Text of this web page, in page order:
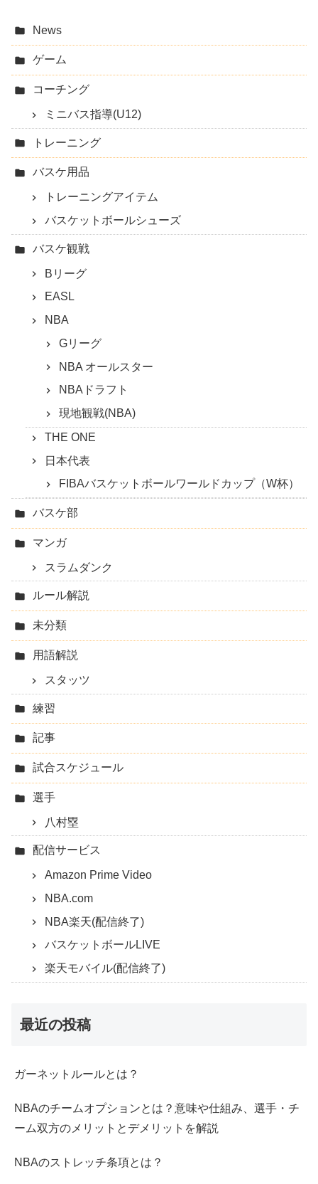
News
ゲーム
コーチング
ミニバス指導(U12)
トレーニング
バスケ用品
トレーニングアイテム
バスケットボールシューズ
バスケ観戦
Bリーグ
EASL
NBA
Gリーグ
NBA オールスター
NBAドラフト
現地観戦(NBA)
THE ONE
日本代表
FIBAバスケットボールワールドカップ（W杯）
バスケ部
マンガ
スラムダンク
ルール解説
未分類
用語解説
スタッツ
練習
記事
試合スケジュール
選手
八村塁
配信サービス
Amazon Prime Video
NBA.com
NBA楽天(配信終了)
バスケットボールLIVE
楽天モバイル(配信終了)
最近の投稿
ガーネットルールとは？
NBAのチームオプションとは？意味や仕組み、選手・チ
ーム双方のメリットとデメリットを解説
NBAのストレッチ条項とは？